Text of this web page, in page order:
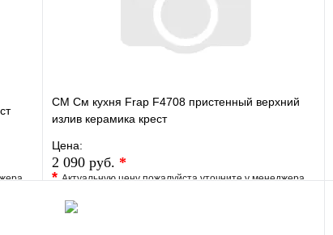
СМ См кухня Frap F4708 пристенный верхний
излив керамика крест
Цена:
2 090 руб. *
*Актуальную цену пожалуйста уточните у менеджера
В избранное